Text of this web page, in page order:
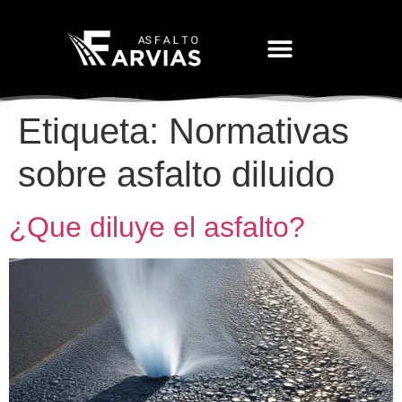
Etiqueta: Normativas
sobre asfalto diluido
¿Que diluye el asfalto?